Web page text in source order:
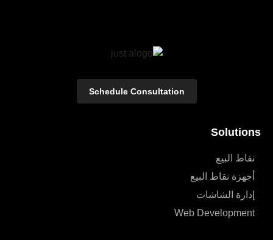
Solutions
نقاط البيع
أجهزة نقاط البيع
إدارة الشاشات
Web Development
Schedule Consultation